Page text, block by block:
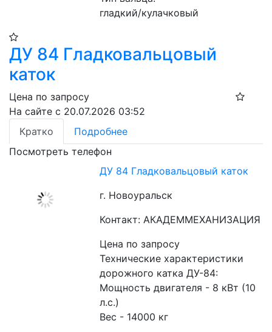
гладкий/кулачковый
ДУ 84 Гладковальцовый
каток
Цена по запросу
На сайте с 20.07.2026 03:52
Кратко
Подробнее
Посмотреть телефон
ДУ 84 Гладковальцовый каток
г. Новоуральск
Контакт: АКАДЕММЕХАНИЗАЦИЯ
Цена по запросу
Технические характеристики
дорожного катка ДУ-84:
Мощность двигателя - 8 кВт (10
л.с.)
Вес - 14000 кг